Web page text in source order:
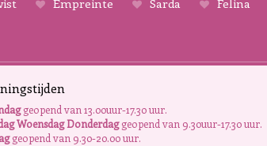
Empreinte Sarda Felina
geopend van 13.00uur-17.30 uur.
Woensdag Donderdaggeopend van 9.30uur-17.30 uur.
geopend van 9.30-20.00 uur.